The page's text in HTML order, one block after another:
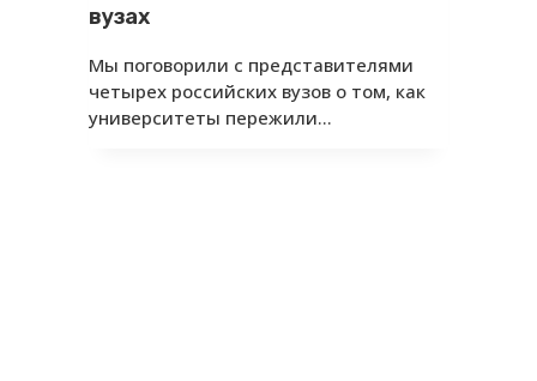
вузах
Мы поговорили с представителями
четырех российских вузов о том, как
университеты пережили…